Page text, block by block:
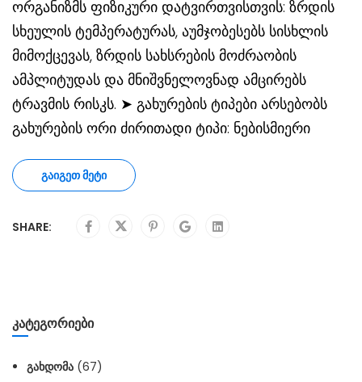
ორგანიზმს ფიზიკური დატვირთვისთვის: ზრდის
სხეულის ტემპერატურას, აუმჯობესებს სისხლის
მიმოქცევას, ზრდის სახსრების მოძრაობის
ამპლიტუდას და მნიშვნელოვნად ამცირებს
ტრავმის რისკს. ➤ გახურების ტიპები არსებობს
გახურების ორი ძირითადი ტიპი: ნებისმიერი
ᲒᲐᲘᲒᲔᲗ ᲛᲔᲢᲘ
SHARE:
ᲙᲐᲢᲔᲒᲝᲠᲘᲔᲑᲘ
ᲒᲐᲮᲓᲝᲛᲐ (67)